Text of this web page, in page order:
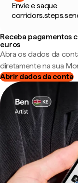
Envie e saque
Receba pagamentos
euros
Abra os dados da
diretamente na sua
Abrir dados da conta